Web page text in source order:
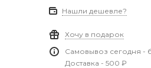
Нашли дешевле?
Хочу в подарок
Самовывоз сегодня -
Доставка - 500 ₽